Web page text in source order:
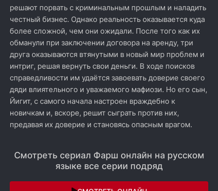
решают порвать с криминальным прошлым и наладить
честный бизнес. Однако реальность оказывается куда
более сложной, чем они ожидали. После того как их
обманули при заключении договора на аренду, три
друга оказываются втянутыми в новый мир проблем и
интриг, решая вернуть свои деньги. В ходе поисков
справедливости им удаётся завоевать доверие своего
дяди влиятельного и уважаемого мафиози. Но его сын,
Йигит, с самого начала настроен враждебно к
новичкам и, вскоре, решит сыграть против них,
предавая их доверие и становясь опасным врагом.
Смотреть сериал Фарш онлайн на русском
языке все серии подряд